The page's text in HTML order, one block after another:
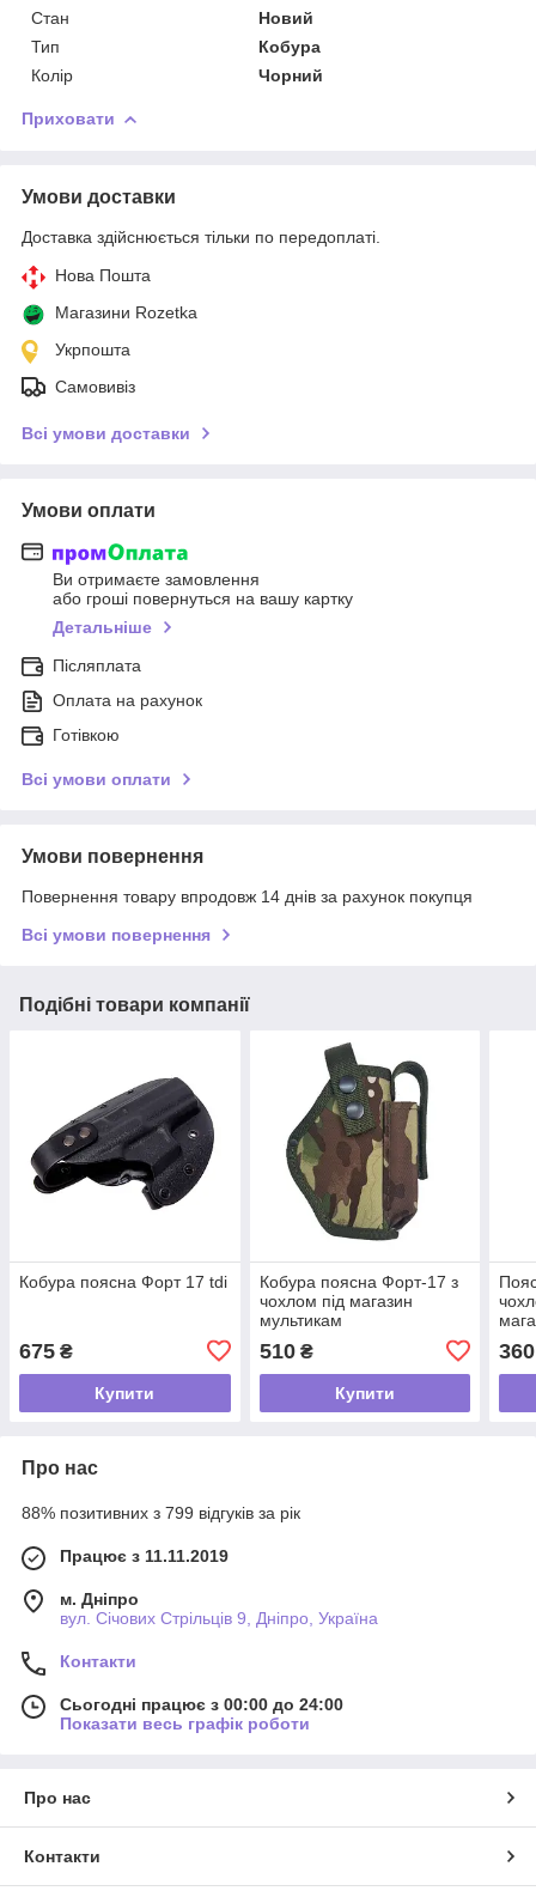
Стан
Новий
Тип
Кобура
Колір
Чорний
Приховати
Умови доставки
Доставка здійснюється тільки по передоплаті.
Нова Пошта
Магазини Rozetka
Укрпошта
Самовивіз
Всі умови доставки
Умови оплати
Ви отримаєте замовлення
або гроші повернуться на вашу картку
Детальніше
Післяплата
Оплата на рахунок
Готівкою
Всі умови оплати
Умови повернення
Повернення товару впродовж 14 днів за рахунок покупця
Всі умови повернення
Подібні товари компанії
Кобура поясна Форт 17 tdi
675 ₴
Купити
Кобура поясна Форт-17 з
чохлом під магазин
мультикам
510₴
Купити
360
Про нас
88% позитивних з 799 відгуків за рік
Працює з 11.11.2019
м. Дніпро
вул. Січових Стрільців 9, Дніпро, Україна
Контакти
Сьогодні працює з 00:00 до 24:00
Показати весь графік роботи
Про нас
Контакти